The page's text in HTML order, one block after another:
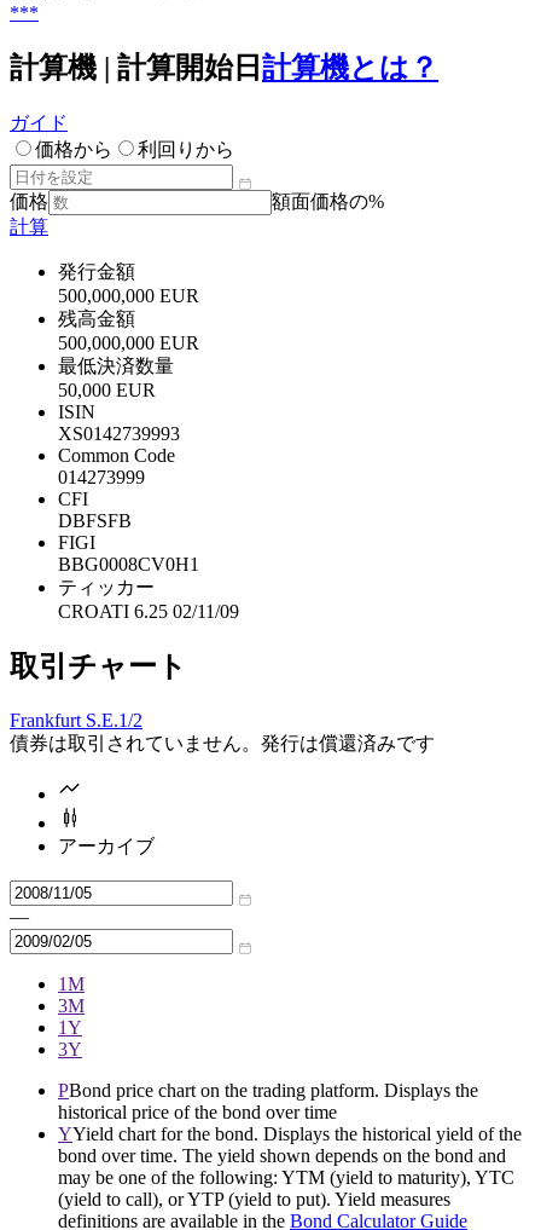
***
計算機 | 計算開始日 計算機とは？
ガイド
価格から
利回りから
価格
額面価格の%
計算
発行金額
500,000,000 EUR
残高金額
500,000,000 EUR
最低決済数量
50,000 EUR
ISIN
XS0142739993
Common Code
014273999
CFI
DBFSFB
FIGI
BBG0008CV0H1
ティッカー
CROATI 6.25 02/11/09
取引チャート
Frankfurt S.E.1/2
債券は取引されていません。発行は償還済みです
アーカイブ
—
1M
3M
1Y
3Y
PBond price chart on the trading platform. Displays the
historical price of the bond over time
YYield chart for the bond. Displays the historical yield of the
bond over time. The yield shown depends on the bond and
may be one of the following: YTM (yield to maturity), YTC
(yield to call), or YTP (yield to put). Yield measures
definitions are available in the Bond Calculator Guide